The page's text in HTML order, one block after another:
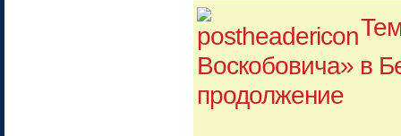
Воскобовича» в
продолжение